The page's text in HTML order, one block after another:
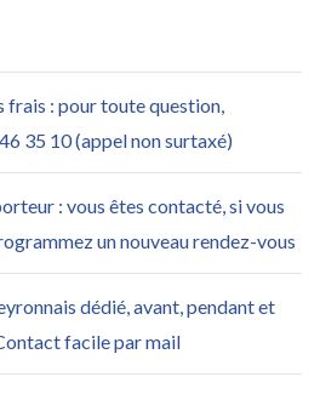
frais : pour toute question,
35 10 (appel non surtaxé)
: vous êtes contacté, si vous
un nouveau rendez-vous
dédié, avant, pendant et
facile par mail